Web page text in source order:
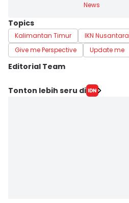
News
Topics
Kalimantan Timur IKN Nusantara
Give me Perspective
Update me
Editorial Team
Editor
Tonton lebih seru di